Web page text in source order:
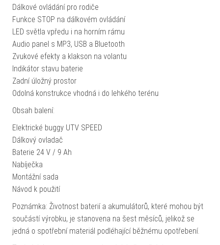
Dálkové ovládání pro rodiče
Funkce STOP na dálkovém ovládání
LED světla vpředu i na horním rámu
Audio panel s MP3, USB a Bluetooth
Zvukové efekty a klakson na volantu
Indikátor stavu baterie
Zadní úložný prostor
Odolná konstrukce vhodná i do lehkého terénu
Obsah balení:
Elektrické buggy UTV SPEED
Dálkový ovladač
Baterie 24 V / 9 Ah
Nabíječka
Montážní sada
Návod k použití
Poznámka: Životnost baterií a akumulátorů, které mohou být
součástí výrobku, je stanovena na šest měsíců, jelikož se
jedná o spotřební materiál podléhající běžnému opotřebení.